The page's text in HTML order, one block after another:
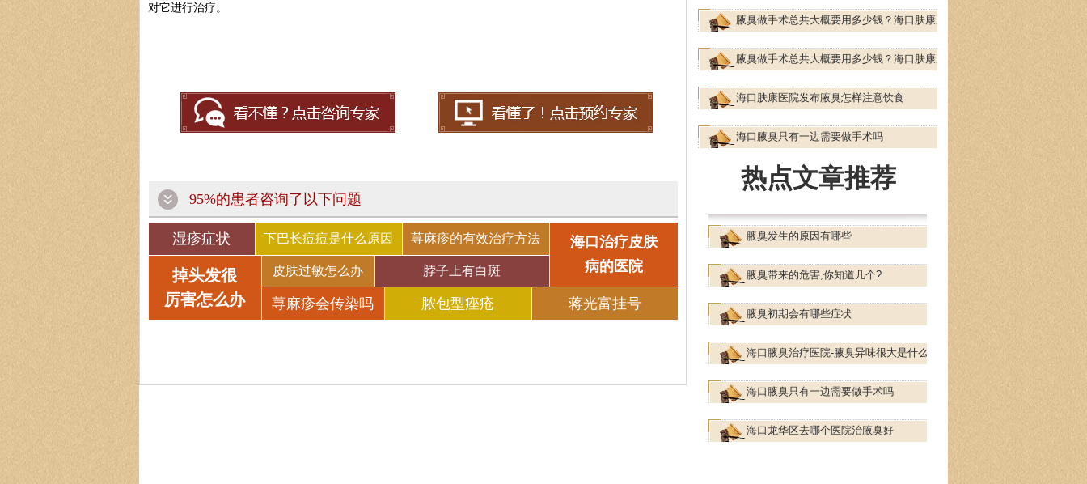
对它进行治疗。
95%的患者咨询了以下问题
湿疹症状
掉头发很
厉害怎么办
下巴长痘痘是什么原因
皮肤过敏怎么办
荨麻疹会传染吗
荨麻疹的有效治疗方法
脖子上有白斑
脓包型痤疮
海口治疗皮肤
病的医院
蒋光富挂号
腋臭做手术总共大概要用多少钱？海口肤康皮
腋臭做手术总共大概要用多少钱？海口肤康皮
海口肤康医院发布腋臭怎样注意饮食
海口腋臭只有一边需要做手术吗
热点文章推荐
腋臭发生的原因有哪些
腋臭带来的危害,你知道几个?
腋臭初期会有哪些症状
海口腋臭治疗医院-腋臭异味很大是什么原因
海口腋臭只有一边需要做手术吗
海口龙华区去哪个医院治腋臭好